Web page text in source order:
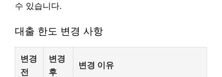
수 있습니다.
대출 한도 변경 사항
변경
전
변경
후
변경 이유